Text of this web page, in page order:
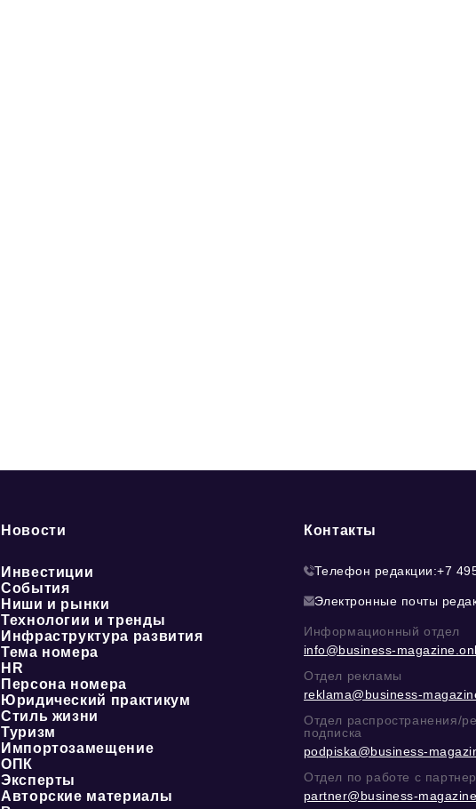
Новости
Инвестиции
События
Ниши и рынки
Технологии и тренды
Инфраструктура развития
Тема номера
HR
Персона номера
Юридический практикум
Стиль жизни
Туризм
Импортозамещение
ОПК
Эксперты
Авторские материалы
Контакты
Телефон редакции:+7
Электронные почты
Информационный отдел
info@business-
Отдел рекламы
reklama@business-
Отдел распространения/
подписка
podpiska@business-
Отдел по работе с
partner@business-